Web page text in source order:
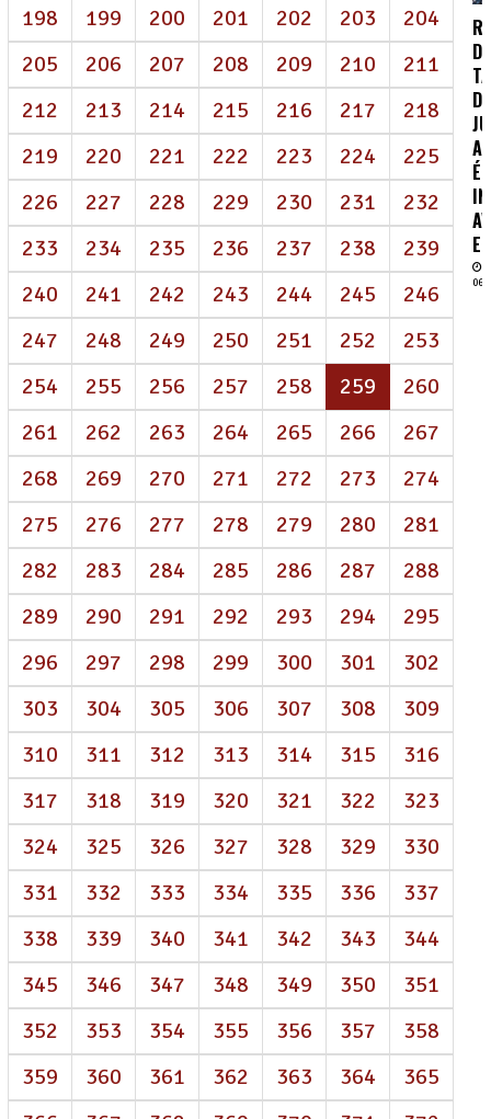
198
199 200 201 202 203
204
205
206 207 208 209 210
211
212
213 214 215 216 217
218
219
220 221 222 223 224
225
226
227 228 229 230 231
232
233
234 235 236 237 238
239
240
241 242 243 244 245
246
247
248 249 250 251 252
253
254
255 256 257 258 259 (atual)
260
261
262 263 264 265 266
267
268
269 270 271 272 273
274
275
276 277 278 279 280
281
282
283 284 285 286 287
288
289
290 291 292 293 294
295
296
297 298 299 300 301
302
303
304 305 306 307 308
309
310
311 312 313 314 315
316
317
318 319 320 321 322
323
324
325 326 327 328 329
330
331
332 333 334 335 336
337
338
339 340 341 342 343
344
345
346 347 348 349 350
351
352
353 354 355 356 357
358
359
360 361 362 363 364
365
DA
DE
É
06/